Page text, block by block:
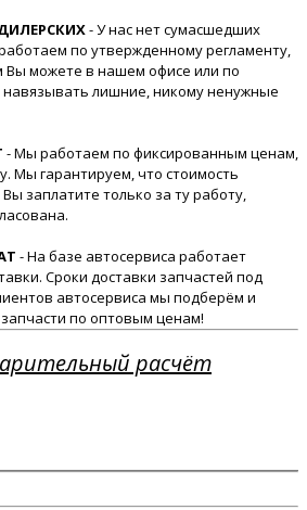
- У нас нет сумасшедших
по утвержденному регламенту,
Вы можете в нашем офисе или по
лишние, никому ненужные
- Мы работаем по фиксированным ценам,
Мы гарантируем, что стоимость
заплатите только за ту работу,
- На базе автосервиса работает
Сроки доставки запчастей под
автосервиса мы подберём и
по оптовым ценам!
расчёт